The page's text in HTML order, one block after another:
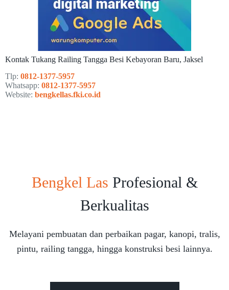
Kontak Tukang Railing Tangga Besi Kebayoran Baru, Jaksel
Tlp: 0812-1377-5957
Whatsapp: 0812-1377-5957
Website: bengkellas.fki.co.id
Bengkel Las Profesional &
Berkualitas
Melayani pembuatan dan perbaikan pagar, kanopi, tralis,
pintu, railing tangga, hingga konstruksi besi lainnya.